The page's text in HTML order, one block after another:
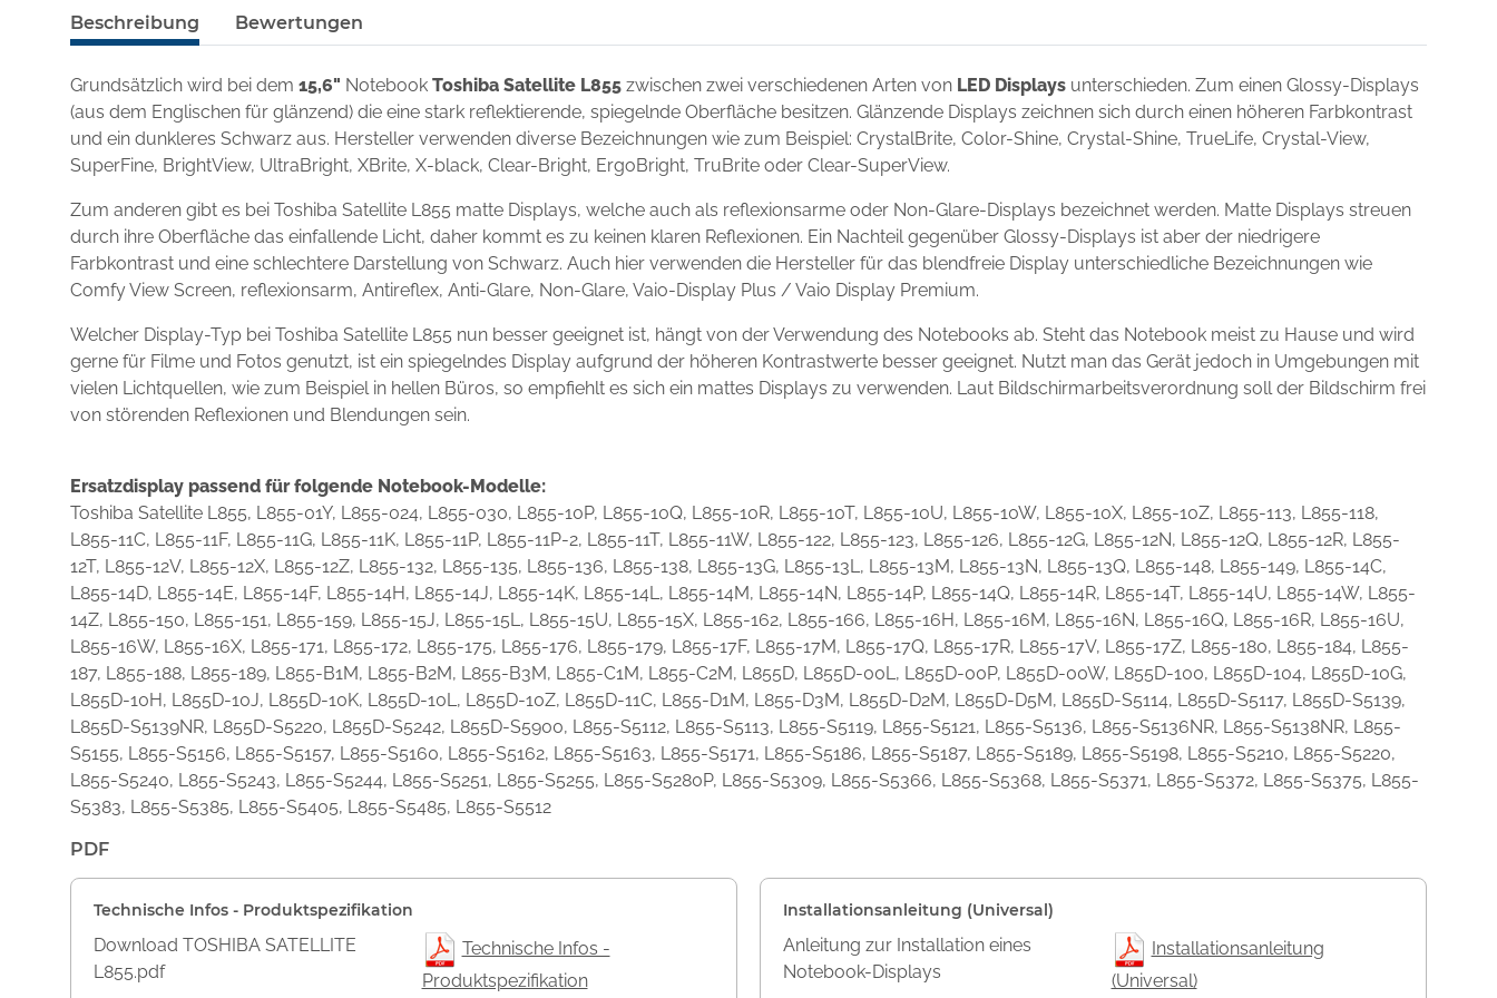
Beschreibung Bewertungen
Grundsätzlich wird bei dem 15,6" Notebook Toshiba Satellite L855 zwischen zwei verschiedenen Arten von LED Displays unterschieden. Zum einen Glossy-Displays
(aus dem Englischen für glänzend) die eine stark reflektierende, spiegelnde Oberfläche besitzen. Glänzende Displays zeichnen sich durch einen höheren Farbkontrast
und ein dunkleres Schwarz aus. Hersteller verwenden diverse Bezeichnungen wie zum Beispiel: CrystalBrite, Color-Shine, Crystal-Shine, TrueLife, Crystal-View,
SuperFine, BrightView, UltraBright, XBrite, X-black, Clear-Bright, ErgoBright, TruBrite oder Clear-SuperView.
Zum anderen gibt es bei Toshiba Satellite L855 matte Displays, welche auch als reflexionsarme oder Non-Glare-Displays bezeichnet werden. Matte Displays streuen
durch ihre Oberfläche das einfallende Licht, daher kommt es zu keinen klaren Reflexionen. Ein Nachteil gegenüber Glossy-Displays ist aber der niedrigere
Farbkontrast und eine schlechtere Darstellung von Schwarz. Auch hier verwenden die Hersteller für das blendfreie Display unterschiedliche Bezeichnungen wie
Comfy View Screen, reflexionsarm, Antireflex, Anti-Glare, Non-Glare, Vaio-Display Plus / Vaio Display Premium.
Welcher Display-Typ bei Toshiba Satellite L855 nun besser geeignet ist, hängt von der Verwendung des Notebooks ab. Steht das Notebook meist zu Hause und wird
gerne für Filme und Fotos genutzt, ist ein spiegelndes Display aufgrund der höheren Kontrastwerte besser geeignet. Nutzt man das Gerät jedoch in Umgebungen mit
vielen Lichtquellen, wie zum Beispiel in hellen Büros, so empfiehlt es sich ein mattes Displays zu verwenden. Laut Bildschirmarbeitsverordnung soll der Bildschirm frei
von störenden Reflexionen und Blendungen sein.
Ersatzdisplay passend für folgende Notebook-Modelle:
Toshiba Satellite L855, L855-01Y, L855-024, L855-030, L855-10P, L855-10Q, L855-10R, L855-10T, L855-10U, L855-10W, L855-10X, L855-10Z, L855-113, L855-118,
L855-11C, L855-11F, L855-11G, L855-11K, L855-11P, L855-11P-2, L855-11T, L855-11W, L855-122, L855-123, L855-126, L855-12G, L855-12N, L855-12Q, L855-12R, L855-
12T, L855-12V, L855-12X, L855-12Z, L855-132, L855-135, L855-136, L855-138, L855-13G, L855-13L, L855-13M, L855-13N, L855-13Q, L855-148, L855-149, L855-14C,
L855-14D, L855-14E, L855-14F, L855-14H, L855-14J, L855-14K, L855-14L, L855-14M, L855-14N, L855-14P, L855-14Q, L855-14R, L855-14T, L855-14U, L855-14W, L855-
14Z, L855-150, L855-151, L855-159, L855-15J, L855-15L, L855-15U, L855-15X, L855-162, L855-166, L855-16H, L855-16M, L855-16N, L855-16Q, L855-16R, L855-16U,
L855-16W, L855-16X, L855-171, L855-172, L855-175, L855-176, L855-179, L855-17F, L855-17M, L855-17Q, L855-17R, L855-17V, L855-17Z, L855-180, L855-184, L855-
187, L855-188, L855-189, L855-B1M, L855-B2M, L855-B3M, L855-C1M, L855-C2M, L855D, L855D-00L, L855D-00P, L855D-00W, L855D-100, L855D-104, L855D-10G,
L855D-10H, L855D-10J, L855D-10K, L855D-10L, L855D-10Z, L855D-11C, L855-D1M, L855-D3M, L855D-D2M, L855D-D5M, L855D-S5114, L855D-S5117, L855D-S5139,
L855D-S5139NR, L855D-S5220, L855D-S5242, L855D-S5900, L855-S5112, L855-S5113, L855-S5119, L855-S5121, L855-S5136, L855-S5136NR, L855-S5138NR, L855-
S5155, L855-S5156, L855-S5157, L855-S5160, L855-S5162, L855-S5163, L855-S5171, L855-S5186, L855-S5187, L855-S5189, L855-S5198, L855-S5210, L855-S5220,
L855-S5240, L855-S5243, L855-S5244, L855-S5251, L855-S5255, L855-S5280P, L855-S5309, L855-S5366, L855-S5368, L855-S5371, L855-S5372, L855-S5375, L855-
S5383, L855-S5385, L855-S5405, L855-S5485, L855-S5512
PDF
Technische Infos - Produktspezifikation
Download TOSHIBA SATELLITE
L855.pdf
Technische Infos -
Produktspezifikation
Installationsanleitung (Universal)
Anleitung zur Installation eines
Notebook-Displays
Installationsanleitung
(Universal)